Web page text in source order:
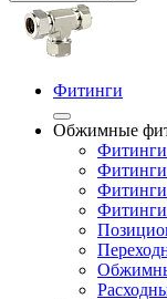
Фитинги
Обжимные
Фитинги
Фитинги
Фитинги
Фитинги